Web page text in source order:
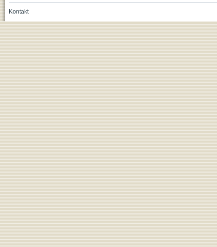
Kontakt